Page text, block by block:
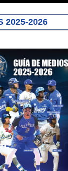
2025-2026